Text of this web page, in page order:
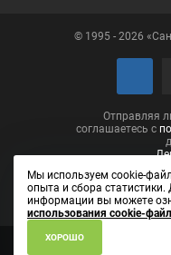
Полотенцедержатели
Сушилки для белья
© 1995 - 2026
Отправляя
соглашаетесь с
ИП Лаптева Елена
Мы используем cookie-
опыта и сбора
информации вы можете
использования cookie-
ХОРОШО